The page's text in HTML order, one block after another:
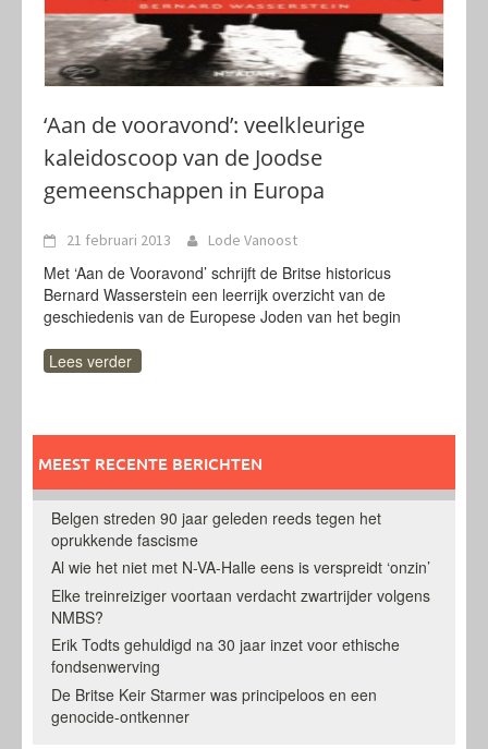
‘Aan de vooravond’: veelkleurige
kaleidoscoop van de Joodse
gemeenschappen in Europa
21 februari 2013 Lode Vanoost
Met ‘Aan de Vooravond’ schrijft de Britse historicus
Bernard Wasserstein een leerrijk overzicht van de
geschiedenis van de Europese Joden van het begin
Lees verder
MEEST RECENTE BERICHTEN
Belgen streden 90 jaar geleden reeds tegen het
oprukkende fascisme
Al wie het niet met N-VA-Halle eens is verspreidt ‘onzin’
Elke treinreiziger voortaan verdacht zwartrijder volgens
NMBS?
Erik Todts gehuldigd na 30 jaar inzet voor ethische
fondsenwerving
De Britse Keir Starmer was principeloos en een
genocide-ontkenner